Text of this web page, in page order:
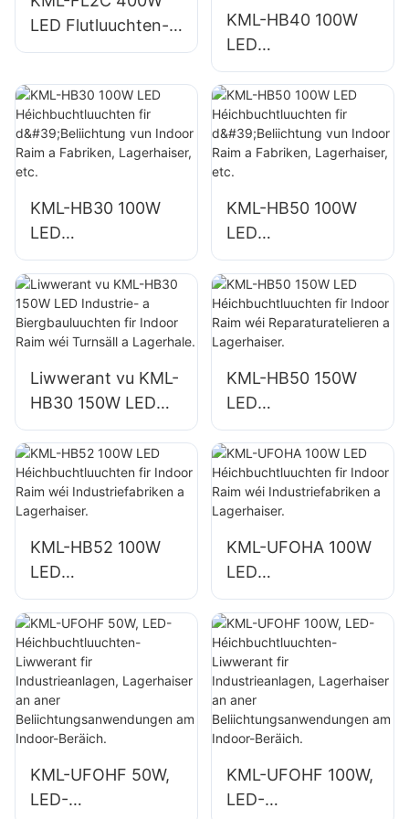
LED Flutluuchten-
Liwwerant fir
Gebaifassaden a
Baustellbeliichtung
KML-HB40 100W
LED
Héichbuchtluuchte
n fir d'Beliichtung
vun Indoor Raim a
Fabriken,
Lagerhaiser, etc.
KML-HB30 100W
LED
Héichbuchtluuchte
n fir d'Beliichtung
vun Indoor Raim a
Fabriken,
KML-HB50 100W
LED
Héichbuchtluuchte
n fir d'Beliichtung
vun Indoor Raim a
Fabriken,
Liwwerant vu KML-
HB30 150W LED
Industrie- a
Biergbauluuchten
fir Indoor Raim wéi
Turnsäll a
KML-HB50 150W
LED
Héichbuchtluuchte
n fir Indoor Raim
wéi
Reparaturatelieren
KML-HB52 100W
LED
Héichbuchtluuchte
n fir Indoor Raim
wéi
Industriefabriken a
Lagerhaiser.
KML-UFOHA 100W
LED
Héichbuchtluuchte
n fir Indoor Raim
wéi
Industriefabriken a
Lagerhaiser.
KML-UFOHF 50W,
LED-
KML-UFOHF 100W,
LED-